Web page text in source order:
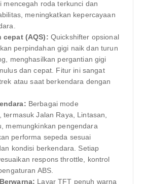
mencegah roda terkunci dan
meningkatkan kepercayaan
cepat (AQS): Quickshifter opsional
perpindahan gigi naik dan turun
menghasilkan pergantian gigi
dan cepat. Fitur ini sangat
atau saat berkendara dengan
Berbagai mode
termasuk Jalan Raya, Lintasan,
memungkinkan pengendara
performa sepeda sesuai
kondisi berkendara. Setiap
respons throttle, kontrol
ABS.
Layar TFT penuh warna